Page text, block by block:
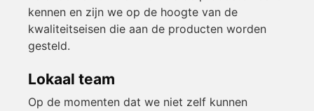
kennen en zijn we op de hoogte van de
kwaliteitseisen die aan de producten worden
gesteld.
Lokaal team
Op de momenten dat we niet zelf kunnen